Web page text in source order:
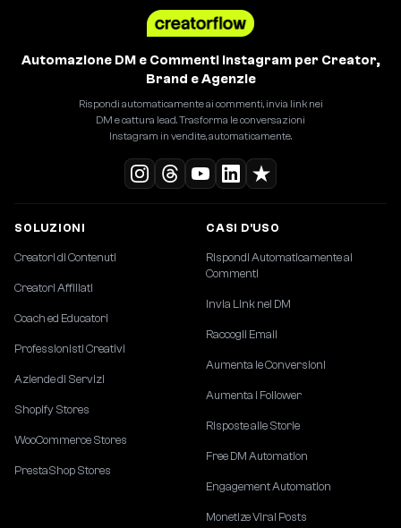
Automazione DM e Commenti Instagram per Creator,
Brand e Agenzie
Rispondi automaticamente ai commenti, invia link nei
DM e cattura lead. Trasforma le conversazioni
Instagram in vendite, automaticamente.
SOLUZIONI
Creatori di Contenuti
Creatori Affiliati
Coach ed Educatori
Professionisti Creativi
Aziende di Servizi
Shopify Stores
WooCommerce Stores
PrestaShop Stores
CASI D'USO
Rispondi Automaticamente ai
Commenti
Invia Link nei DM
Raccogli Email
Aumenta le Conversioni
Aumenta i Follower
Risposte alle Storie
Free DM Automation
Engagement Automation
Monetize Viral Posts